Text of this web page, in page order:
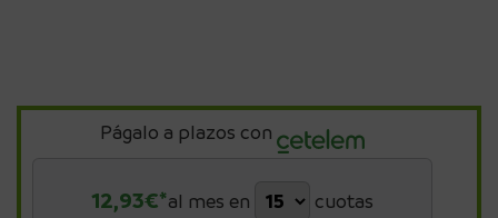
Págalo a plazos con
12,93€*al mes en cuotas